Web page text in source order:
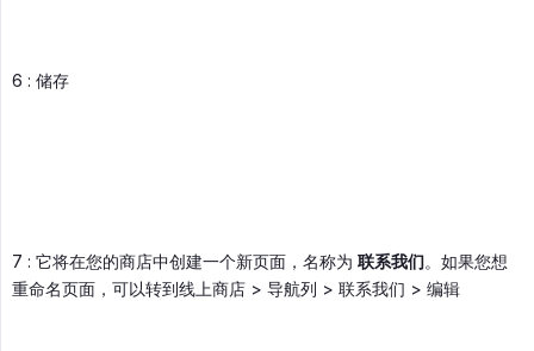
6 : 储存
7 : 它将在您的商店中创建一个新页面，名称为 联系我们。如果您想
重命名页面，可以转到线上商店 > 导航列 > 联系我们 > 编辑